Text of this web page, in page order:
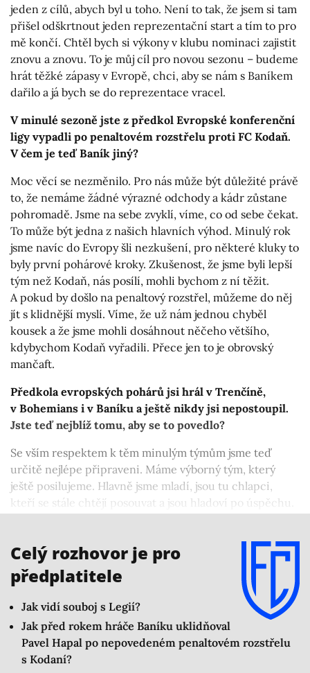
jeden z cílů, abych byl u toho. Není to tak, že jsem si tam
přišel odškrtnout jeden reprezentační start a tím to pro
mě končí. Chtěl bych si výkony v klubu nominaci zajistit
znovu a znovu. To je můj cíl pro novou sezonu – budeme
hrát těžké zápasy v Evropě, chci, aby se nám s Baníkem
dařilo a já bych se do reprezentace vracel.
V minulé sezoně jste z předkol Evropské konferenční
ligy vypadli po penaltovém rozstřelu proti FC Kodaň.
V čem je teď Baník jiný?
Moc věcí se nezměnilo. Pro nás může být důležité právě
to, že nemáme žádné výrazné odchody a kádr zůstane
pohromadě. Jsme na sebe zvyklí, víme, co od sebe čekat.
To může být jedna z našich hlavních výhod. Minulý rok
jsme navíc do Evropy šli nezkušení, pro některé kluky to
byly první pohárové kroky. Zkušenost, že jsme byli lepší
tým než Kodaň, nás posílí, mohli bychom z ní těžit.
A pokud by došlo na penaltový rozstřel, můžeme do něj
jít s klidnější myslí. Víme, že už nám jednou chyběl
kousek a že jsme mohli dosáhnout něčeho většího,
kdybychom Kodaň vyřadili. Přece jen to je obrovský
mančaft.
Předkola evropských pohárů jsi hrál v Trenčíně,
v Bohemians i v Baníku a ještě nikdy jsi nepostoupil.
Jste teď nejblíž tomu, aby se to povedlo?
Se vším respektem k těm minulým týmům jsme teď
určitě nejlépe připraveni. Máme výborný tým, který
ještě posilujeme. Hlavně jsme mladí, jsou tu chlapci,
kteří se stále chtějí posouvat a jsou hladoví po úspěchu.
Celý rozhovor je pro
předplatitele
Jak vidí souboj s Legií?
Jak před rokem hráče Baníku uklidňoval
Pavel Hapal po nepovedeném penaltovém rozstřelu
s Kodaní?